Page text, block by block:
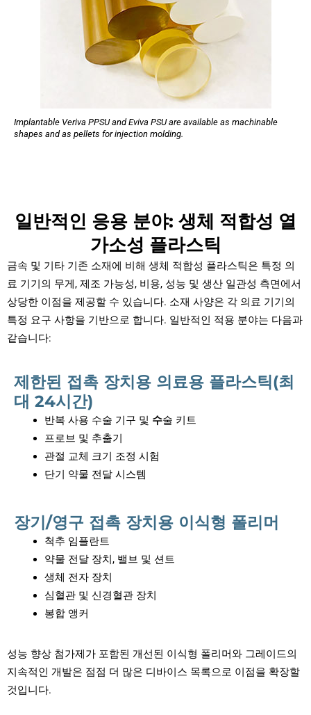
Implantable Veriva PPSU and Eviva PSU are available as machinable
shapes and as pellets for injection molding.
일반적인 응용 분야: 생체 적합성 열
가소성 플라스틱
금속 및 기타 기존 소재에 비해 생체 적합성 플라스틱은 특정 의
료 기기의 무게, 제조 가능성, 비용, 성능 및 생산 일관성 측면에서
상당한 이점을 제공할 수 있습니다. 소재 사양은 각 의료 기기의
특정 요구 사항을 기반으로 합니다. 일반적인 적용 분야는 다음과
같습니다:
제한된 접촉 장치용 의료용 플라스틱(최
대 24시간)
반복 사용 수술 기구 및 수술 키트
프로브 및 추출기
관절 교체 크기 조정 시험
단기 약물 전달 시스템
장기/영구 접촉 장치용 이식형 폴리머
척추 임플란트
약물 전달 장치, 밸브 및 션트
생체 전자 장치
심혈관 및 신경혈관 장치
봉합 앵커
성능 향상 첨가제가 포함된 개선된 이식형 폴리머와 그레이드의
지속적인 개발은 점점 더 많은 디바이스 목록으로 이점을 확장할
것입니다.